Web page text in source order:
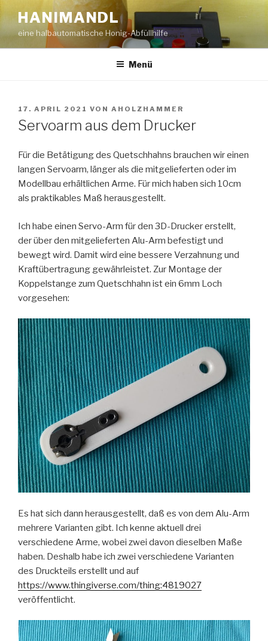
Inhalt
springen
HANIMANDL
eine halbautomatische Honig-Abfüllhilfe
Menü
VERÖFFENTLICHT
AM
17. APRIL 2021 VON AHOLZHAMMER
Servoarm aus dem Drucker
Für die Betätigung des Quetschhahns brauchen wir einen
langen Servoarm, länger als die mitgelieferten oder im
Modellbau erhältlichen Arme. Für mich haben sich 10cm
als praktikables Maß herausgestellt.
Ich habe einen Servo-Arm für den 3D-Drucker erstellt,
der über den mitgelieferten Alu-Arm befestigt und
bewegt wird. Damit wird eine bessere Verzahnung und
Kraftübertragung gewährleistet. Zur Montage der
Koppelstange zum Quetschhahn ist ein 6mm Loch
vorgesehen:
Es hat sich dann herausgestellt, daß es von dem Alu-Arm
mehrere Varianten gibt. Ich kenne aktuell drei
verschiedene Arme, wobei zwei davon dieselben Maße
haben. Deshalb habe ich zwei verschiedene Varianten
des Druckteils erstellt und auf
https://www.thingiverse.com/thing:4819027
veröffentlicht.